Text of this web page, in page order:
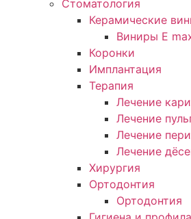
Стоматология
Керамические
Виниры E
Коронки
Имплантация
Терапия
Лечение
Лечение
Лечение
Лечение
Хирургия
Ортодонтия
Ортодонтия